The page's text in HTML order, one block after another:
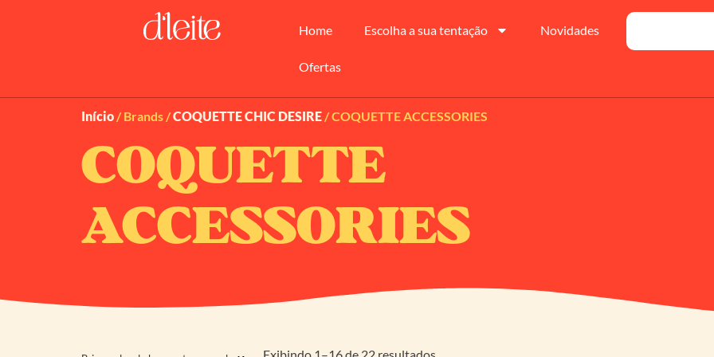
Home Escolha a sua tentação Novidades
Ofertas
Início / Brands /COQUETTE CHIC DESIRE / COQUETTE ACCESSORIES
COQUETTE
ACCESSORIES